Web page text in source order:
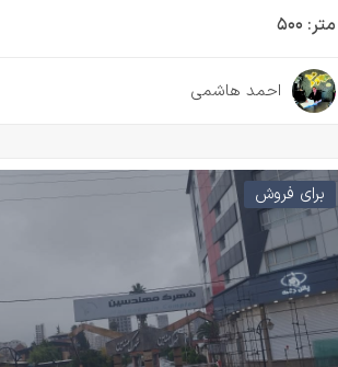
متر: ۵۰۰
احمد هاشمی
برای فروش